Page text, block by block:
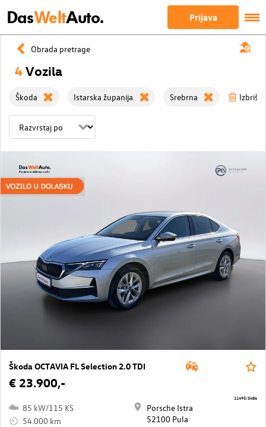
DasWeltAuto. Prijava
Obrada pretrage
4Vozila
Škoda Istarska županija Srebrna Izbriši
Škoda OCTAVIA FL Selection 2.0 TDI
€ 23.900,-
85 kW/115 KS
54.000 km
Porsche Istra
52100 Pula
11495/5486